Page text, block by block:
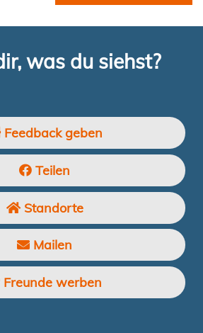
was du siehst?
Feedback geben
Teilen
Standorte
Mailen
Freunde werben